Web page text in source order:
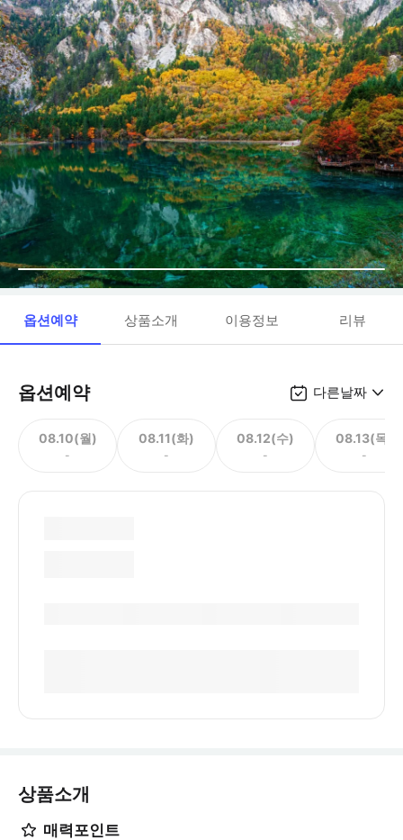
옵션예약 상품소개 이용정보 리뷰
옵션예약 다른날짜
08.10(월)
-
08.11(화)
-
08.12(수)
-
08.13(목)
-
상품소개
매력포인트